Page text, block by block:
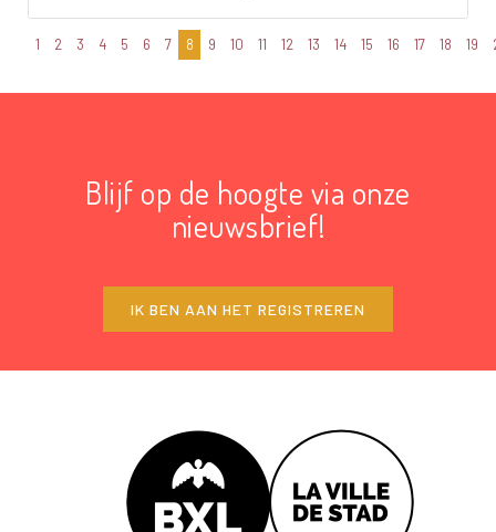
1 2 3 4 5 6 7 8 9 10 11 12 13 14 15 16 17 18 19
Blijf op de hoogte via onze
nieuwsbrief!
IK BEN AAN HET REGISTREREN